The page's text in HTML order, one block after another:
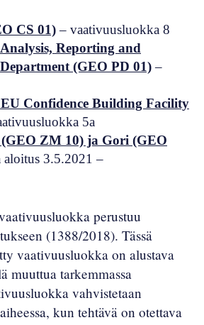
CS 01)– vaativuusluokka 8
Reporting and
(GEO PD 01)–
Confidence Building Facility
5a
ZM 10) ja Gori (GEO
aloitus 3.5.2021 –
perustuu
(1388/2018). Tässä
vaativuusluokka on alustava
muuttua tarkemmassa
vahvistetaan
kun tehtävä on otettava